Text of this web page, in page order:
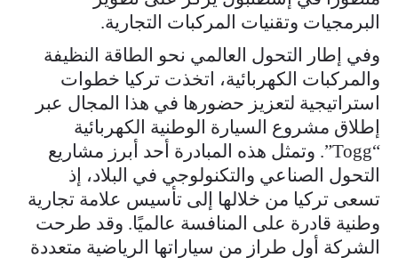
البرمجيات وتقنيات المركبات التجارية.
وفي إطار التحول العالمي نحو الطاقة النظيفة
والمركبات الكهربائية، اتخذت تركيا خطوات
استراتيجية لتعزيز حضورها في هذا المجال عبر
إطلاق مشروع السيارة الوطنية الكهربائية
“Togg”. وتمثل هذه المبادرة أحد أبرز مشاريع
التحول الصناعي والتكنولوجي في البلاد، إذ
تسعى تركيا من خلالها إلى تأسيس علامة تجارية
وطنية قادرة على المنافسة عالميًا. وقد طرحت
الشركة أول طراز من سياراتها الرياضية متعددة